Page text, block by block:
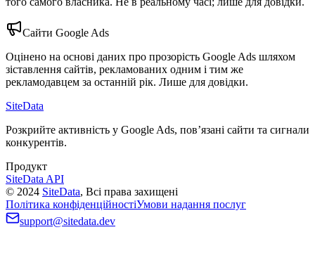
Сайти Google Ads
Оцінено на основі даних про прозорість Google Ads шляхом
зіставлення сайтів, рекламованих одним і тим же
рекламодавцем за останній рік. Лише для довідки.
SiteData
Розкрийте активність у Google Ads, пов’язані сайти та сигнали
конкурентів.
Продукт
SiteData API
© 2024 SiteData, Всі права захищені
Політика конфіденційностіУмови надання послуг
support@sitedata.dev